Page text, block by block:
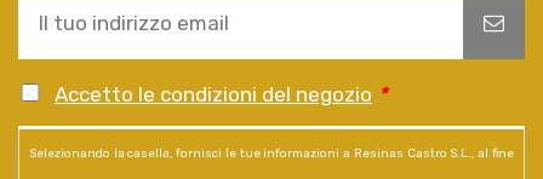
Accetto le condizioni del negozio *
Selezionando la casella, fornisci le tue informazioni a Resinas Castro S.L., al fine